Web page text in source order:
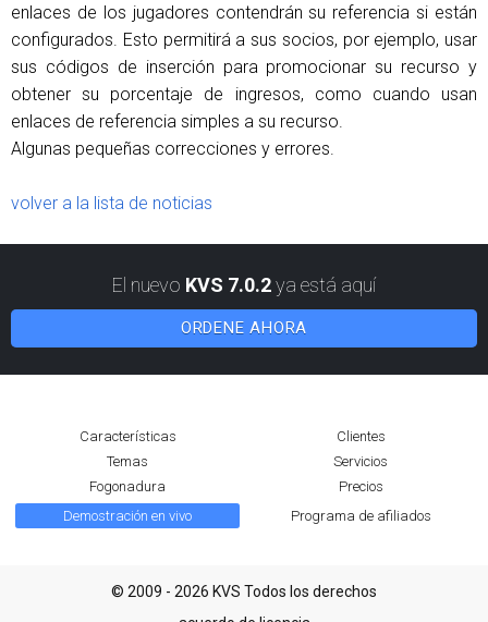
enlaces de los jugadores contendrán su referencia si están
configurados. Esto permitirá a sus socios, por ejemplo, usar
sus códigos de inserción para promocionar su recurso y
obtener su porcentaje de ingresos, como cuando usan
enlaces de referencia simples a su recurso.
Algunas pequeñas correcciones y errores.
volver a la lista de noticias
El nuevo KVS 7.0.2ya está aquí
ORDENE AHORA
Características
Clientes
Temas
Servicios
Fogonadura
Precios
Demostración en vivo
Programa de afiliados
© 2009 - 2026 KVS Todos los derechos